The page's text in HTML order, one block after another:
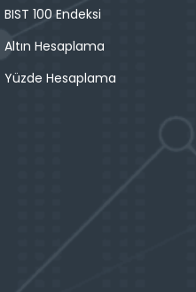
BIST 100 Endeksi
Altın Hesaplama
Yüzde Hesaplama